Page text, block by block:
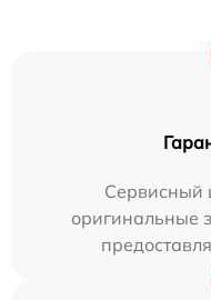
Сервисный
оригинальные